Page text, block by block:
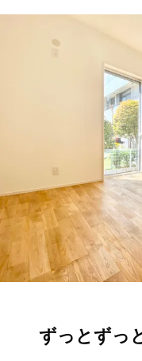
ずっとずっ